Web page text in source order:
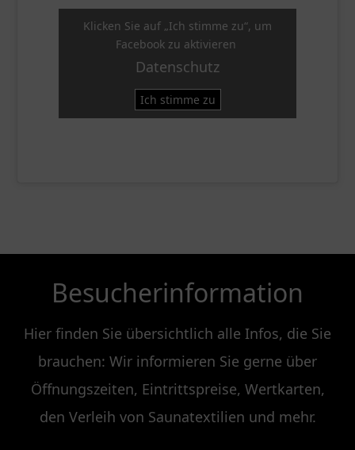
Klicken Sie auf „Ich stimme zu“, um
Facebook zu aktivieren
Datenschutz
Ich stimme zu
Besucherinformation
Hier finden Sie übersichtlich alle Infos, die Sie
brauchen: Wir informieren Sie gerne über
Öffnungszeiten, Eintrittspreise, Wertkarten,
den Verleih von Saunatextilien und mehr.